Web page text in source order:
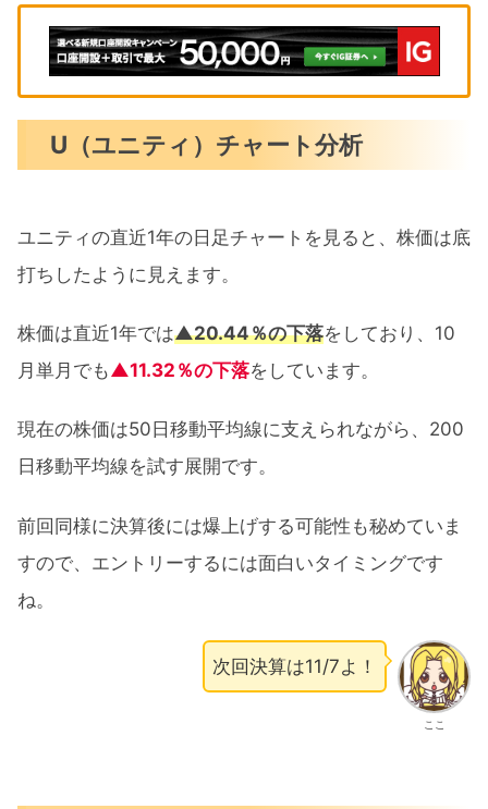
U（ユニティ）チャート分析
ユニティの直近1年の日足チャートを見ると、株価は底
打ちしたように見えます。
株価は直近1年では▲20.44％の下落をしており、10
月単月でも▲11.32％の下落をしています。
現在の株価は50日移動平均線に支えられながら、200
日移動平均線を試す展開です。
前回同様に決算後には爆上げする可能性も秘めていま
すので、エントリーするには面白いタイミングです
ね。
ここ
次回決算は11/7よ！